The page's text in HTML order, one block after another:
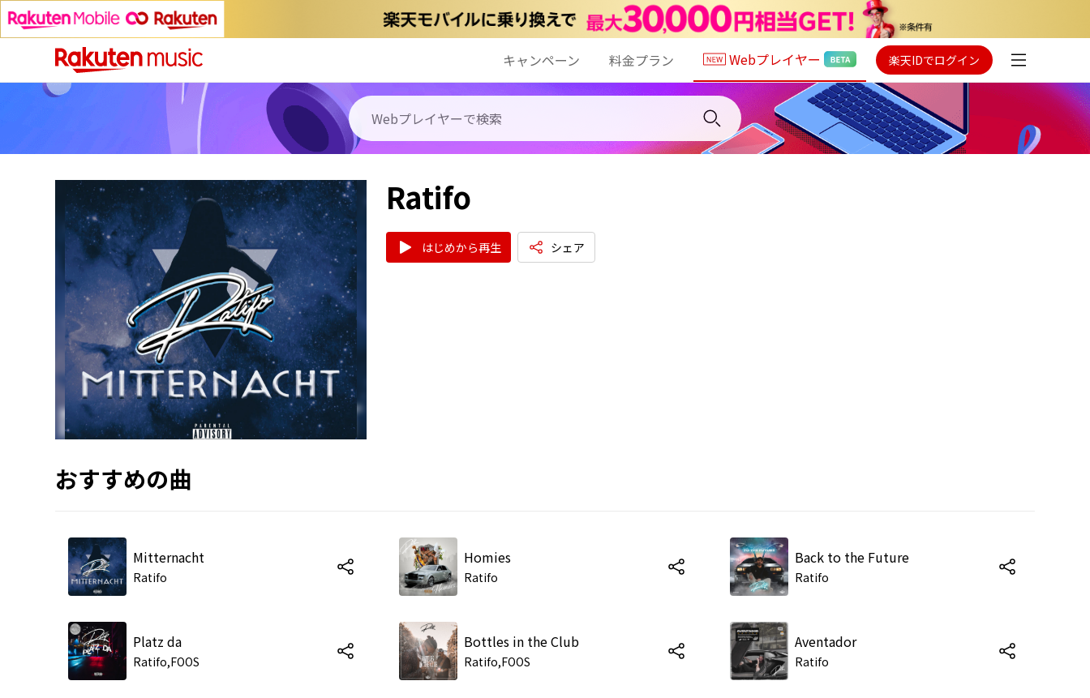
キャンペーン 料金プラン Webプレイヤー 楽天IDでログイン
Ratifo
はじめから再生 シェア
おすすめの曲
Mitternacht
Ratifo
Platz da
Ratifo,FOOS
Homies
Ratifo
Bottles in the Club
Ratifo,FOOS
Back to the Future
Ratifo
Aventador
Ratifo